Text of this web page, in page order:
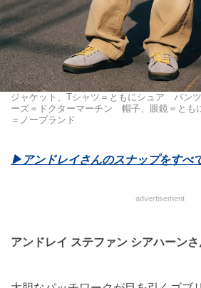
ジャケット、Tシャツ＝ともにシュア パン
ーズ＝ドクターマーチン 帽子、眼鏡＝と
＝ノーブランド
▶︎アンドレイさんのスナップをすべ
advertisement
アンドレイ ステファン シアハーンさ